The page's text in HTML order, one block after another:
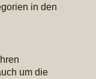
in den
um die